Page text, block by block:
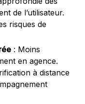
de l’utilisateur.
risques de
: Moins
en agence.
à distance